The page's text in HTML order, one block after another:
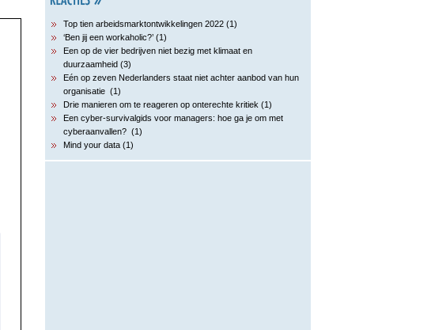
Top tien arbeidsmarktontwikkelingen 2022 (1)
‘Ben jij een workaholic?’ (1)
Een op de vier bedrijven niet bezig met klimaat en
duurzaamheid (3)
Eén op zeven Nederlanders staat niet achter aanbod van hun
organisatie (1)
Drie manieren om te reageren op onterechte kritiek (1)
Een cyber-survivalgids voor managers: hoe ga je om met
cyberaanvallen? (1)
Mind your data (1)